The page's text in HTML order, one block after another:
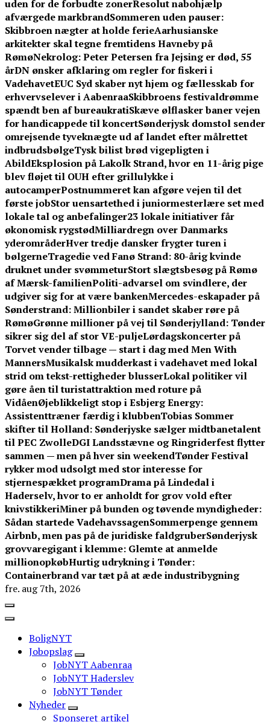
uden for de forbudte zonerResolut nabohjælp
afværgede markbrandSommeren uden pauser:
Skibbroen nægter at holde ferieAarhusianske
arkitekter skal tegne fremtidens Havneby på
RømøNekrolog: Peter Petersen fra Jejsing er død, 55
årDN ønsker afklaring om regler for fiskeri i
VadehavetEUC Syd skaber nyt hjem og fællesskab for
erhvervselever i AabenraaSkibbroens festivaldrømme
spændt ben af bureaukratiSkæve ølflasker baner vejen
for handicappede til koncertSønderjysk domstol sender
omrejsende tyveknægte ud af landet efter målrettet
indbrudsbølgeTysk bilist brød vigepligten i
AbildEksplosion på Lakolk Strand, hvor en 11-årig pige
blev fløjet til OUH efter grillulykke i
autocamperPostnummeret kan afgøre vejen til det
første jobStor uensartethed i juniormesterlære set med
lokale tal og anbefalinger23 lokale initiativer får
økonomisk rygstødMilliardregn over Danmarks
yderområderHver tredje dansker frygter turen i
bølgerneTragedie ved Fanø Strand: 80-årig kvinde
druknet under svømmeturStort slægtsbesøg på Rømø
af Mærsk-familienPoliti-advarsel om svindlere, der
udgiver sig for at være bankenMercedes-eskapader på
Sønderstrand: Millionbiler i sandet skaber røre på
RømøGrønne millioner på vej til Sønderjylland: Tønder
sikrer sig del af stor VE-puljeLørdagskoncerter på
Torvet vender tilbage — start i dag med Men With
MannersMusikalsk mudderkast i vadehavet med lokal
strid om tekst-rettigheder blusserLokal politiker vil
gøre åen til turistattraktion med roture på
VidåenØjeblikkeligt stop i Esbjerg Energy:
Assistenttræner færdig i klubbenTobias Sommer
skifter til Holland: Sønderjyske sælger midtbanetalent
til PEC ZwolleDGI Landsstævne og Ringriderfest flytter
sammen — men på hver sin weekendTønder Festival
rykker mod udsolgt med stor interesse for
stjernespækket programDrama på Lindedal i
Haderselv, hvor to er anholdt for grov vold efter
knivstikkeriMiner på bunden og tøvende myndigheder:
Sådan startede VadehavssagenSommerpenge gennem
Airbnb, men pas på de juridiske faldgruberSønderjysk
grovvaregigant i klemme: Glemte at anmelde
millionopkøbHurtig udrykning i Tønder:
Containerbrand var tæt på at æde industribygning
fre. aug 7th, 2026
BoligNYT
Jobopslag
JobNYT Aabenraa
JobNYT Haderslev
JobNYT Tønder
Nyheder
Sponseret artikel